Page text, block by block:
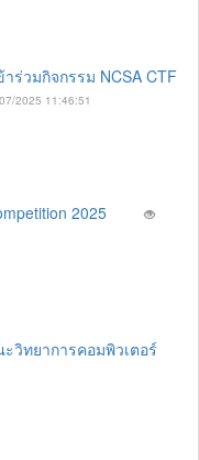
ร่วมกิจกรรม NCSA CTF
2025 11:46:51
2025
วิทยาการคอมพิวเตอร์